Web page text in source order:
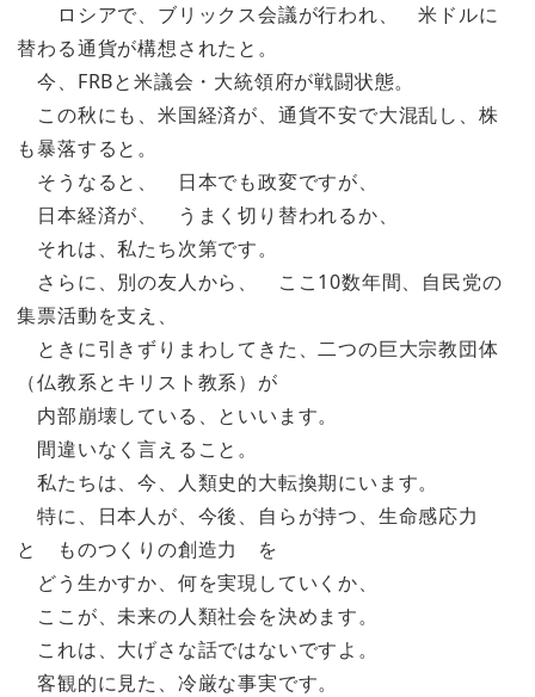
ロシアで、ブリックス会議が行われ、 米ドルに
替わる通貨が構想されたと。
今、FRBと米議会・大統領府が戦闘状態。
この秋にも、米国経済が、通貨不安で大混乱し、株
も暴落すると。
そうなると、 日本でも政変ですが、
日本経済が、 うまく切り替われるか、
それは、私たち次第です。
さらに、別の友人から、 ここ10数年間、自民党の
集票活動を支え、
ときに引きずりまわしてきた、二つの巨大宗教団体
（仏教系とキリスト教系）が
内部崩壊している、といいます。
間違いなく言えること。
私たちは、今、人類史的大転換期にいます。
特に、日本人が、今後、自らが持つ、生命感応力
と ものつくりの創造力 を
どう生かすか、何を実現していくか、
ここが、未来の人類社会を決めます。
これは、大げさな話ではないですよ。
客観的に見た、冷厳な事実です。